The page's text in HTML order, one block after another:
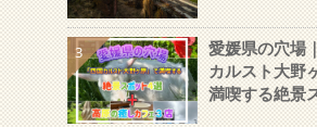
3
愛媛県の穴場
カルスト大野
満喫する絶景